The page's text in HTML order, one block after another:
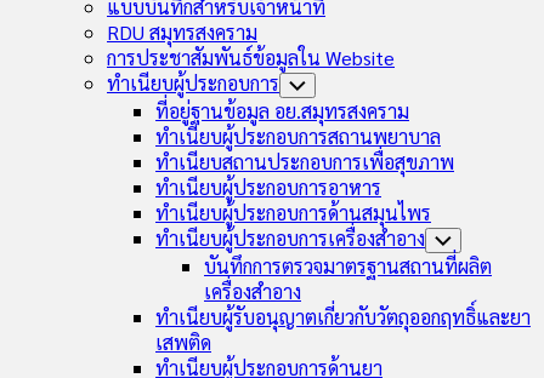
แบบบันทึกสำหรับเจ้าหน้าที่
RDU สมุทรสงคราม
การประชาสัมพันธ์ข้อมูลใน Website
ทำเนียบผู้ประกอบการ Toggle
Child
Menu
ที่อยู่ฐานข้อมูล อย.สมุทรสงคราม
ทำเนียบผู้ประกอบการสถานพยาบาล
ทำเนียบสถานประกอบการเพื่อสุขภาพ
ทำเนียบผู้ประกอบการอาหาร
ทำเนียบผู้ประกอบการด้านสมุนไพร
ทำเนียบผู้ประกอบการเครื่องสำอาง Toggle
Child
Menu
บันทึกการตรวจมาตรฐานสถานที่ผลิต
เครื่องสำอาง
ทำเนียบผู้รับอนุญาตเกี่ยวกับวัตถุออกฤทธิ์และยา
เสพติด
ทำเนียบผู้ประกอบการด้านยา